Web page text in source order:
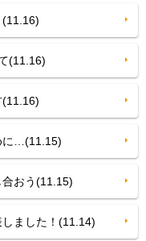
(11.16)
…(11.15)
おう(11.15)
ました！(11.14)